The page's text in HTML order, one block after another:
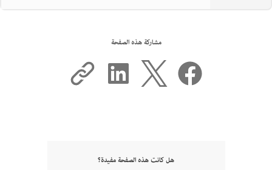
مشاركة هذه الصفحة
هل كانت هذه الصفحة مفيدة؟